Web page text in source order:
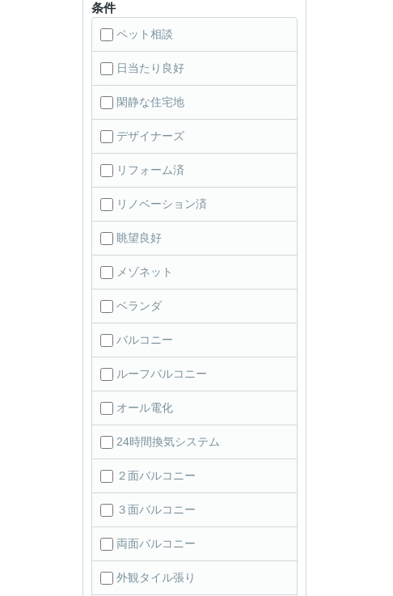
条件
ペット相談
日当たり良好
閑静な住宅地
デザイナーズ
リフォーム済
リノベーション済
眺望良好
メゾネット
ベランダ
バルコニー
ルーフバルコニー
オール電化
24時間換気システム
２面バルコニー
３面バルコニー
両面バルコニー
外観タイル張り